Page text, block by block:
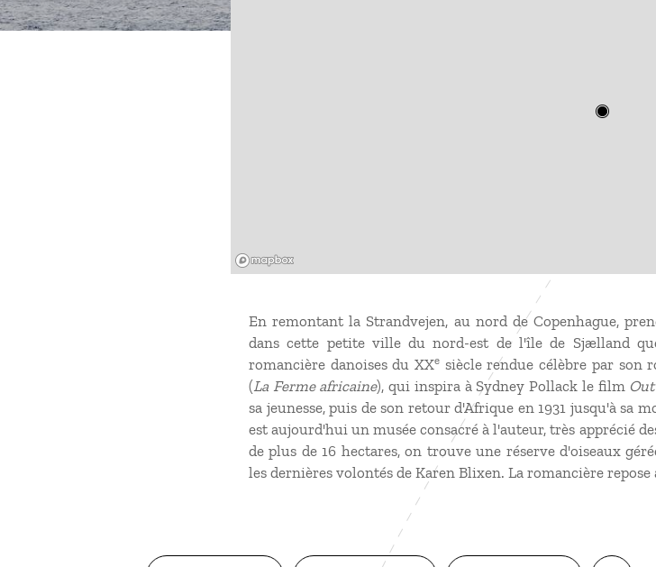
En remontant la Strandvejen, au nord de Copenhague,
dans cette petite ville du nord-est de l'île de Sjælland
romancière danoises du XXe siècle rendue célèbre par son
(La Ferme africaine), qui inspira à Sydney Pollack le film
sa jeunesse, puis de son retour d'Afrique en 1931 jusqu'à sa
est aujourd'hui un musée consacré à l'auteur, très apprécié
de plus de 16 hectares, on trouve une réserve d'oiseaux
les dernières volontés de Karen Blixen. La romancière repose